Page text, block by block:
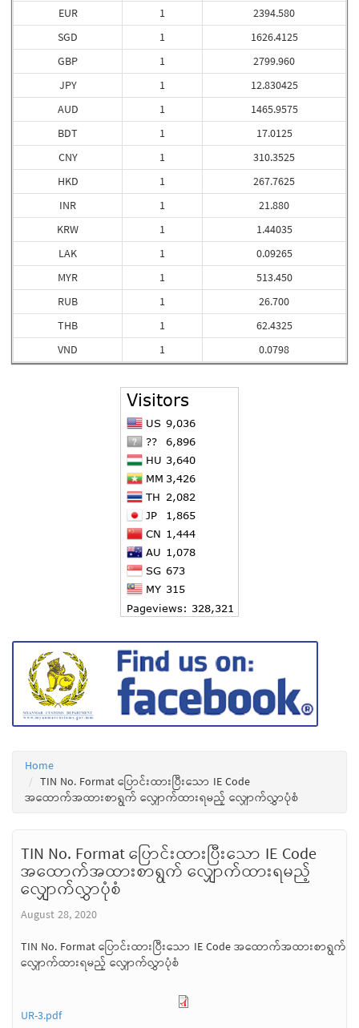
EUR
SGD
GBP
JPY
AUD
BDT
CNY
HKD
INR
KRW
LAK
MYR
RUB
THB
VND
1
1
1
1
1
1
1
1
1
1
1
1
1
1
1
2394.580
1626.4125
2799.960
12.830425
1465.9575
17.0125
310.3525
267.7625
21.880
1.44035
0.09265
513.450
26.700
62.4325
0.0798
Home
TIN No. Format ပြောင်းထားပြီးသော IE Code
အထောက်အထားစာရွက် လျှောက်ထားရမည့် လျှောက်လွှာပုံစံ
TIN No. Format ပြောင်းထားပြီးသော IE Code
အထောက်အထားစာရွက် လျှောက်ထားရမည့်
လျှောက်လွှာပုံစံ
August 28, 2020
TIN No. Format ပြောင်းထားပြီးသော IE Code အထောက်အထားစာရွက်
လျှောက်ထားရမည့် လျှောက်လွှာပုံစံ
UR-3.pdf